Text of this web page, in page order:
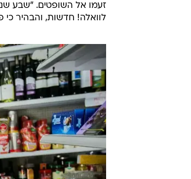
זעמו אל השופטים. "שבע
לוואלה! חדשות, והבהיר כי